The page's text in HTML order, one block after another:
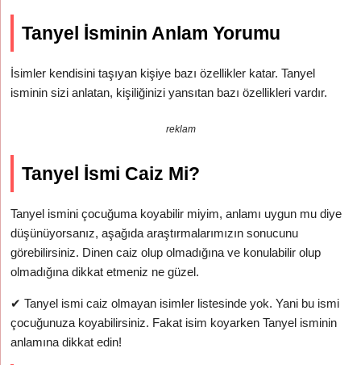
Tanyel İsminin Anlam Yorumu
İsimler kendisini taşıyan kişiye bazı özellikler katar. Tanyel
isminin sizi anlatan, kişiliğinizi yansıtan bazı özellikleri vardır.
reklam
Tanyel İsmi Caiz Mi?
Tanyel ismini çocuğuma koyabilir miyim, anlamı uygun mu diye
düşünüyorsanız, aşağıda araştırmalarımızın sonucunu
görebilirsiniz. Dinen caiz olup olmadığına ve konulabilir olup
olmadığına dikkat etmeniz ne güzel.
✔ Tanyel ismi caiz olmayan isimler listesinde yok. Yani bu ismi
çocuğunuza koyabilirsiniz. Fakat isim koyarken Tanyel isminin
anlamına dikkat edin!